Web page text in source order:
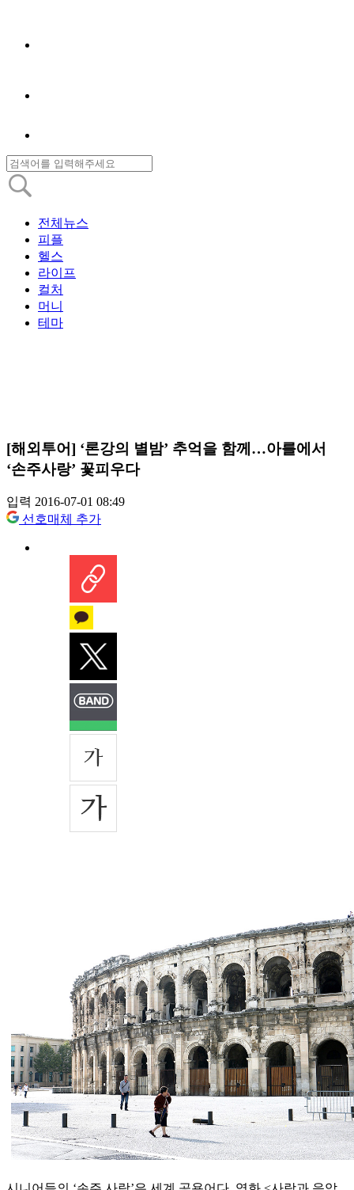
전체뉴스
피플
헬스
라이프
컬처
머니
테마
[해외투어] ‘론강의 별밤’ 추억을 함께…아를에서
‘손주사랑’ 꽃피우다
입력 2016-07-01 08:49
선호매체 추가